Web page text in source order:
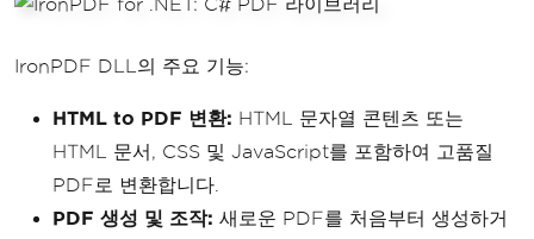
IronPDF DLL의 주요 기능:
HTML to PDF 변환: HTML 문자열 콘텐츠 또는
HTML 문서, CSS 및 JavaScript를 포함하여 고품질
PDF로 변환합니다.
PDF 생성 및 조작: 새로운 PDF를 처음부터 생성하거